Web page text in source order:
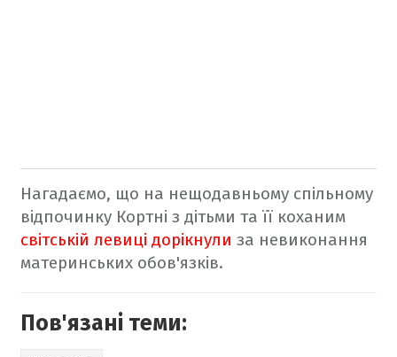
Нагадаємо, що на нещодавньому спільному
відпочинку Кортні з дітьми та її коханим
світській левиці дорікнули за невиконання
материнських обов'язків.
Пов'язані теми: